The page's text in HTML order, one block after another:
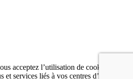
acceptez l’utilisation de cookies pour
services liés à vos centres d’intérêts.
ce que vous cherchez en quelques